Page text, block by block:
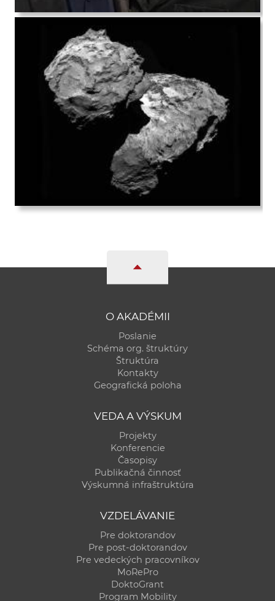
O AKADÉMII
Poslanie
Schéma org. štruktúry
Štruktúra
Kontakty
Geografická poloha
VEDA A VÝSKUM
Projekty
Konferencie
Časopisy
Publikačná činnosť
Výskumná infraštruktúra
VZDELÁVANIE
Pre doktorandov
Pre post-doktorandov
Pre vedeckých pracovníkov
MoRePro
DoktoGrant
Program Mobility